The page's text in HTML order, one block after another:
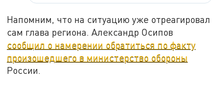
Напомним, что на ситуацию уже отреагировал
сам глава региона. Александр Осипов
сообщил о намерении обратиться по факту
произошедшего в министерство обороны
России.